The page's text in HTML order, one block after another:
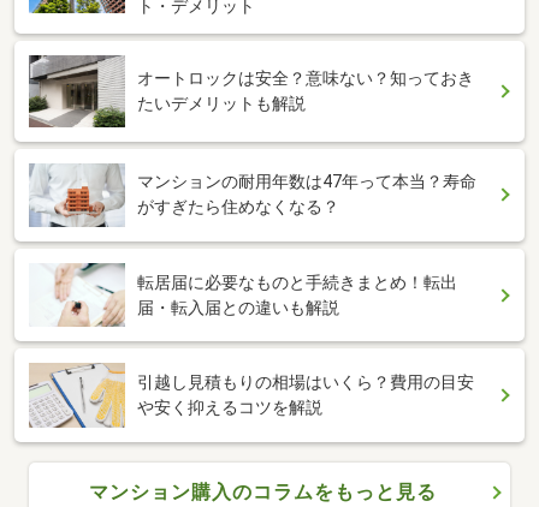
ト・デメリット
オートロックは安全？意味ない？知っておき
たいデメリットも解説
マンションの耐用年数は47年って本当？寿命
がすぎたら住めなくなる？
転居届に必要なものと手続きまとめ！転出
届・転入届との違いも解説
引越し見積もりの相場はいくら？費用の目安
や安く抑えるコツを解説
マンション購入のコラムをもっと見る